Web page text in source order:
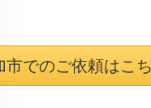
市でのご依頼はこ